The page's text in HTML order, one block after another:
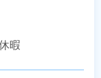
暇